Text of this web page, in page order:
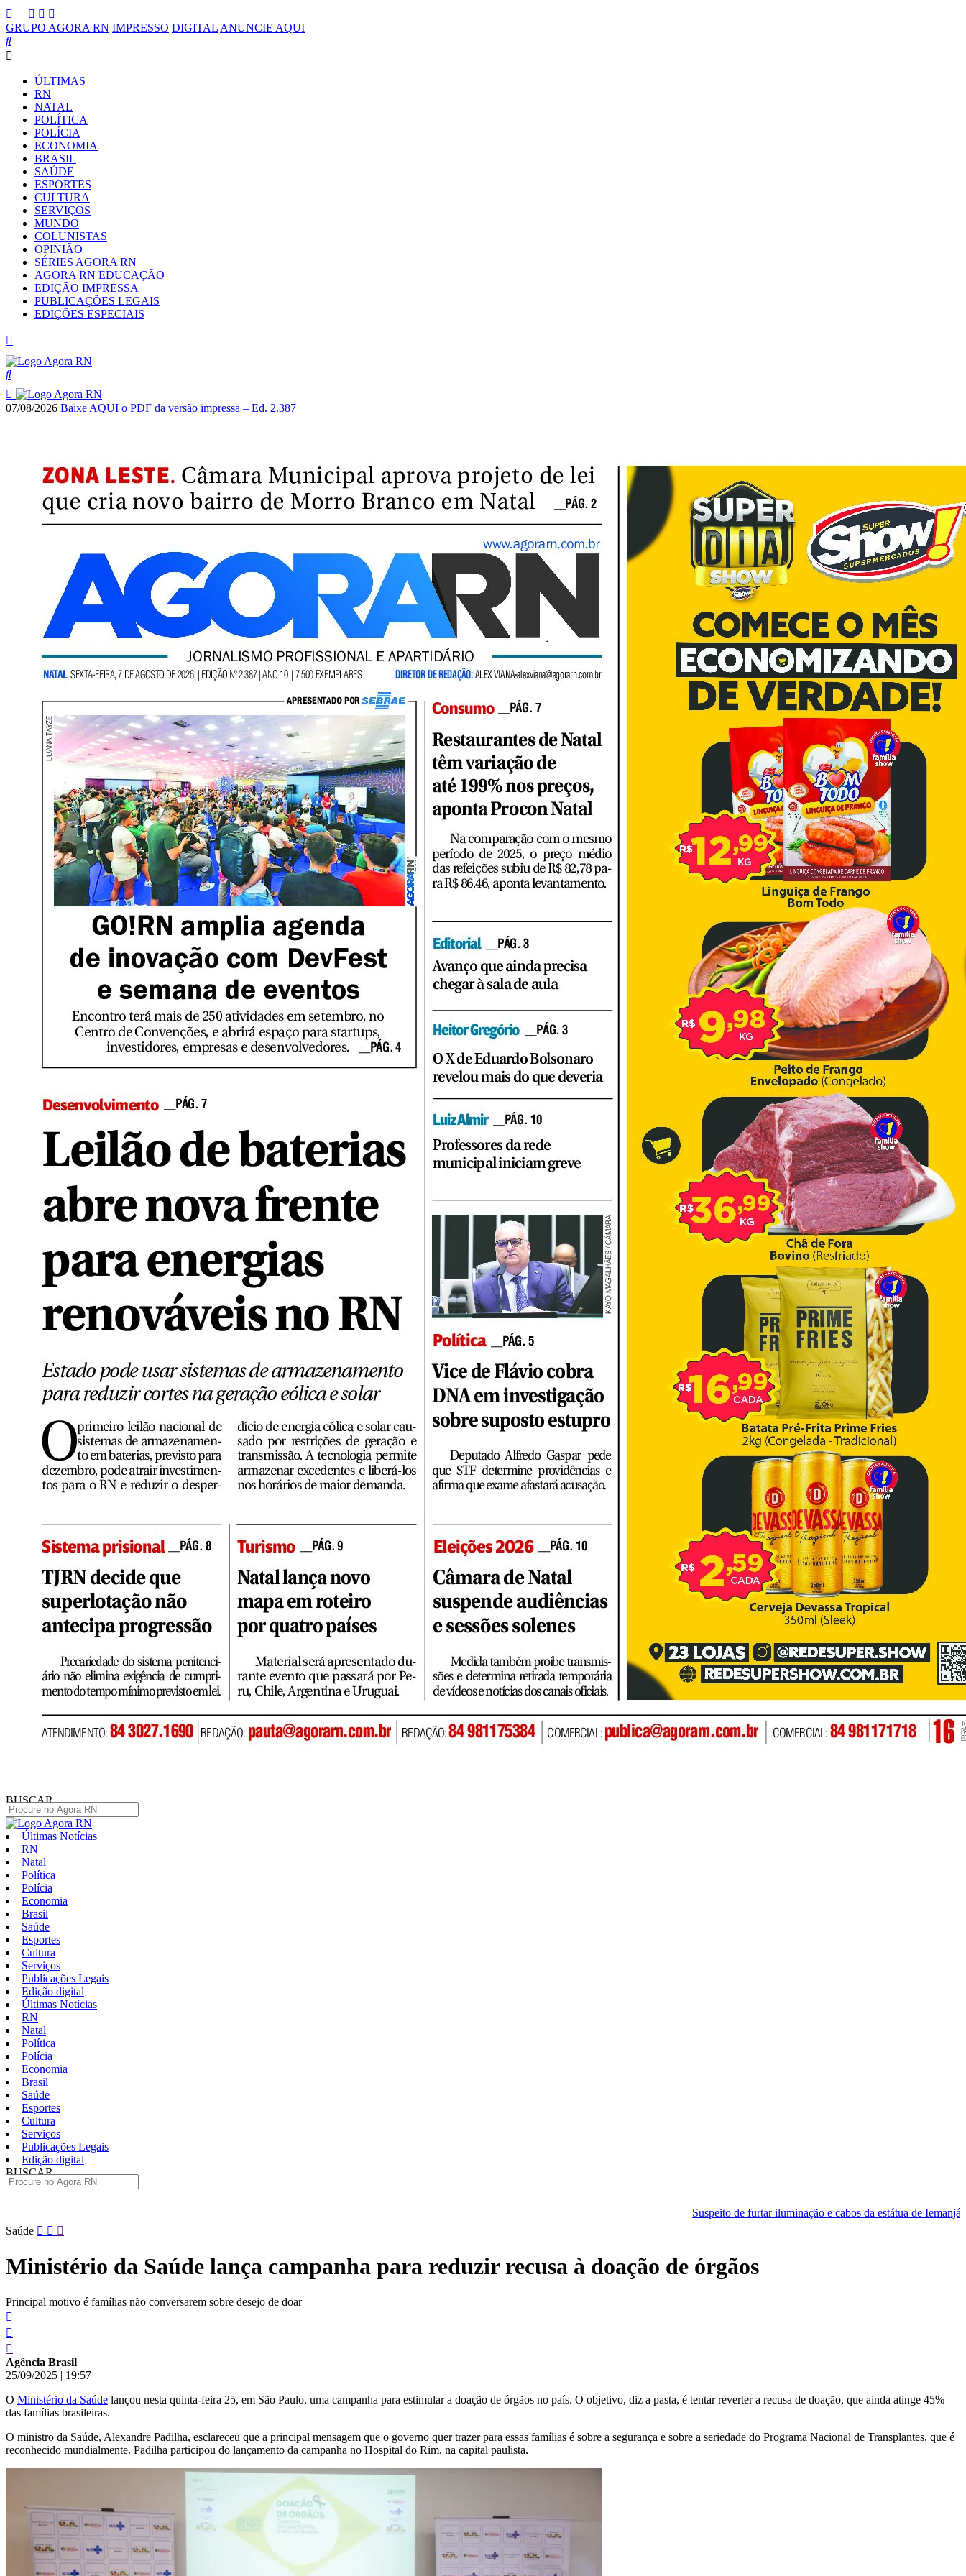
GRUPO AGORA RN IMPRESSO DIGITAL ANUNCIE AQUI
ÚLTIMAS
RN
NATAL
POLÍTICA
POLÍCIA
ECONOMIA
BRASIL
SAÚDE
ESPORTES
CULTURA
SERVIÇOS
MUNDO
COLUNISTAS
OPINIÃO
SÉRIES AGORA RN
AGORA RN EDUCAÇÃO
EDIÇÃO IMPRESSA
PUBLICAÇÕES LEGAIS
EDIÇÕES ESPECIAIS
07/08/2026 Baixe AQUI o PDF da versão impressa – Ed. 2.387
BUSCAR
Últimas Notícias
RN
Natal
Política
Polícia
Economia
Brasil
Saúde
Esportes
Cultura
Serviços
Publicações Legais
Edição digital
Últimas Notícias
RN
Natal
Política
Polícia
Economia
Brasil
Saúde
Esportes
Cultura
Serviços
Publicações Legais
Edição digital
BUSCAR
Suspeito de furtar iluminação e cabos da estátua de Iemanjá é preso em
Pular
conteúdo
Saúde
Ministério da Saúde lança campanha para reduzir recusa à doação de órgãos
Principal motivo é famílias não conversarem sobre desejo de doar
Agência Brasil
25/09/2025 | 19:57
O Ministério da Saúde lançou nesta quinta-feira 25, em São Paulo, uma campanha para estimular a doação de órgãos no país. O objetivo, diz a pasta, é tentar reverter a recusa de doação, que ainda atinge 45%
das famílias brasileiras.
O ministro da Saúde, Alexandre Padilha, esclareceu que a principal mensagem que o governo quer trazer para essas famílias é sobre a segurança e sobre a seriedade do Programa Nacional de Transplantes, que é
reconhecido mundialmente. Padilha participou do lançamento da campanha no Hospital do Rim, na capital paulista.